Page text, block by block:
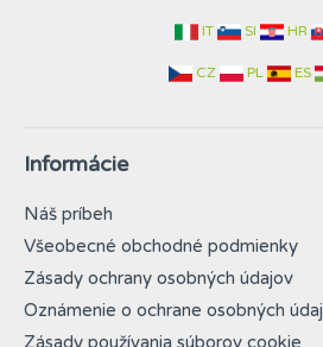
IT SI HR
CZ PL ES
Informácie
Náš príbeh
Všeobecné obchodné podmienky
Zásady ochrany osobných údajov
Oznámenie o ochrane osobných
Zásady používania súborov cookie